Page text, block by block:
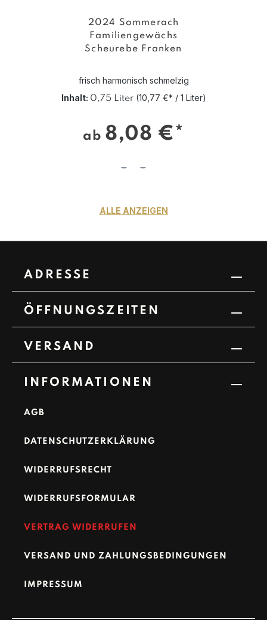
2024 Sommerach
Familiengewächs
Scheurebe Franken
frisch harmonisch schmelzig
Inhalt: 0,75 Liter (10,77 €* / 1 Liter)
ab 8,08 €*
ALLE ANZEIGEN
ADRESSE
ÖFFNUNGSZEITEN
VERSAND
INFORMATIONEN
AGB
DATENSCHUTZERKLÄRUNG
WIDERRUFSRECHT
WIDERRUFSFORMULAR
VERTRAG WIDERRUFEN
VERSAND UND ZAHLUNGSBEDINGUNGEN
IMPRESSUM